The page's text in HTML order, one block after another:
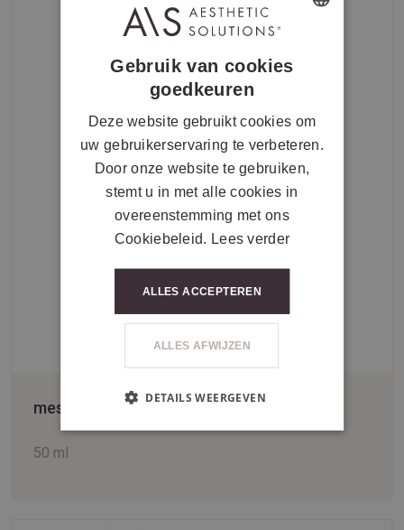
mesoestetic® melan recovery
50 ml
FRENCH
Gebruik van cookies
goedkeuren
Deze website gebruikt cookies om
uw gebruikerservaring te verbeteren.
Door onze website te gebruiken,
stemt u in met alle cookies in
overeenstemming met ons
Cookiebeleid. Lees verder
ALLES ACCEPTEREN
ALLES AFWIJZEN
DETAILS WEERGEVEN